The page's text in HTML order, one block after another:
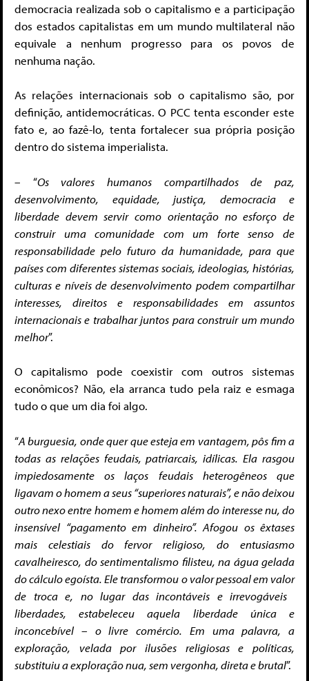
democracia realizada sob o capitalismo e a participação
dos estados capitalistas em um mundo multilateral não
equivale a nenhum progresso para os povos de
nenhuma nação.
As relações internacionais sob o capitalismo são, por
definição, antidemocráticas. O PCC tenta esconder este
fato e, ao fazê-lo, tenta fortalecer sua própria posição
dentro do sistema imperialista.
– “Os valores humanos compartilhados de paz,
desenvolvimento, equidade, justiça, democracia e
liberdade devem servir como orientação no esforço de
construir uma comunidade com um forte senso de
responsabilidade pelo futuro da humanidade, para que
países com diferentes sistemas sociais, ideologias, histórias,
culturas e níveis de desenvolvimento podem compartilhar
interesses, direitos e responsabilidades em assuntos
internacionais e trabalhar juntos para construir um mundo
melhor”.
O capitalismo pode coexistir com outros sistemas
econômicos? Não, ela arranca tudo pela raiz e esmaga
tudo o que um dia foi algo.
“A burguesia, onde quer que esteja em vantagem, pôs fim a
todas as relações feudais, patriarcais, idílicas. Ela rasgou
impiedosamente os laços feudais heterogêneos que
ligavam o homem a seus “superiores naturais”, e não deixou
outro nexo entre homem e homem além do interesse nu, do
insensível “pagamento em dinheiro”. Afogou os êxtases
mais celestiais do fervor religioso, do entusiasmo
cavalheiresco, do sentimentalismo filisteu, na água gelada
do cálculo egoísta. Ele transformou o valor pessoal em valor
de troca e, no lugar das incontáveis ​​e irrevogáveis ​​
liberdades, estabeleceu aquela liberdade única e
inconcebível – o livre comércio. Em uma palavra, a
exploração, velada por ilusões religiosas e políticas,
substituiu a exploração nua, sem vergonha, direta e brutal”.